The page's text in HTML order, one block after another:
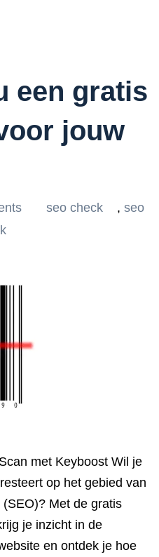
een gratis
jouw
seo check , seo
met Keyboost Wil je
op het gebied van
Met de gratis
je inzicht in de
en ontdek je hoe